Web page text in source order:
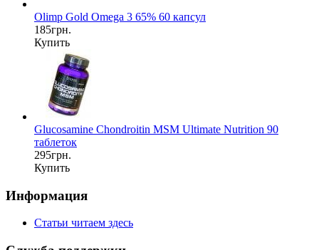
Olimp Gold Omega 3 65% 60 капсул
185грн.
Купить
Glucosamine Chondroitin MSM Ultimate Nutrition 90
таблеток
295грн.
Купить
Информация
Статьи читаем здесь